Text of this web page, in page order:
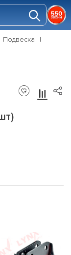
Подвеска